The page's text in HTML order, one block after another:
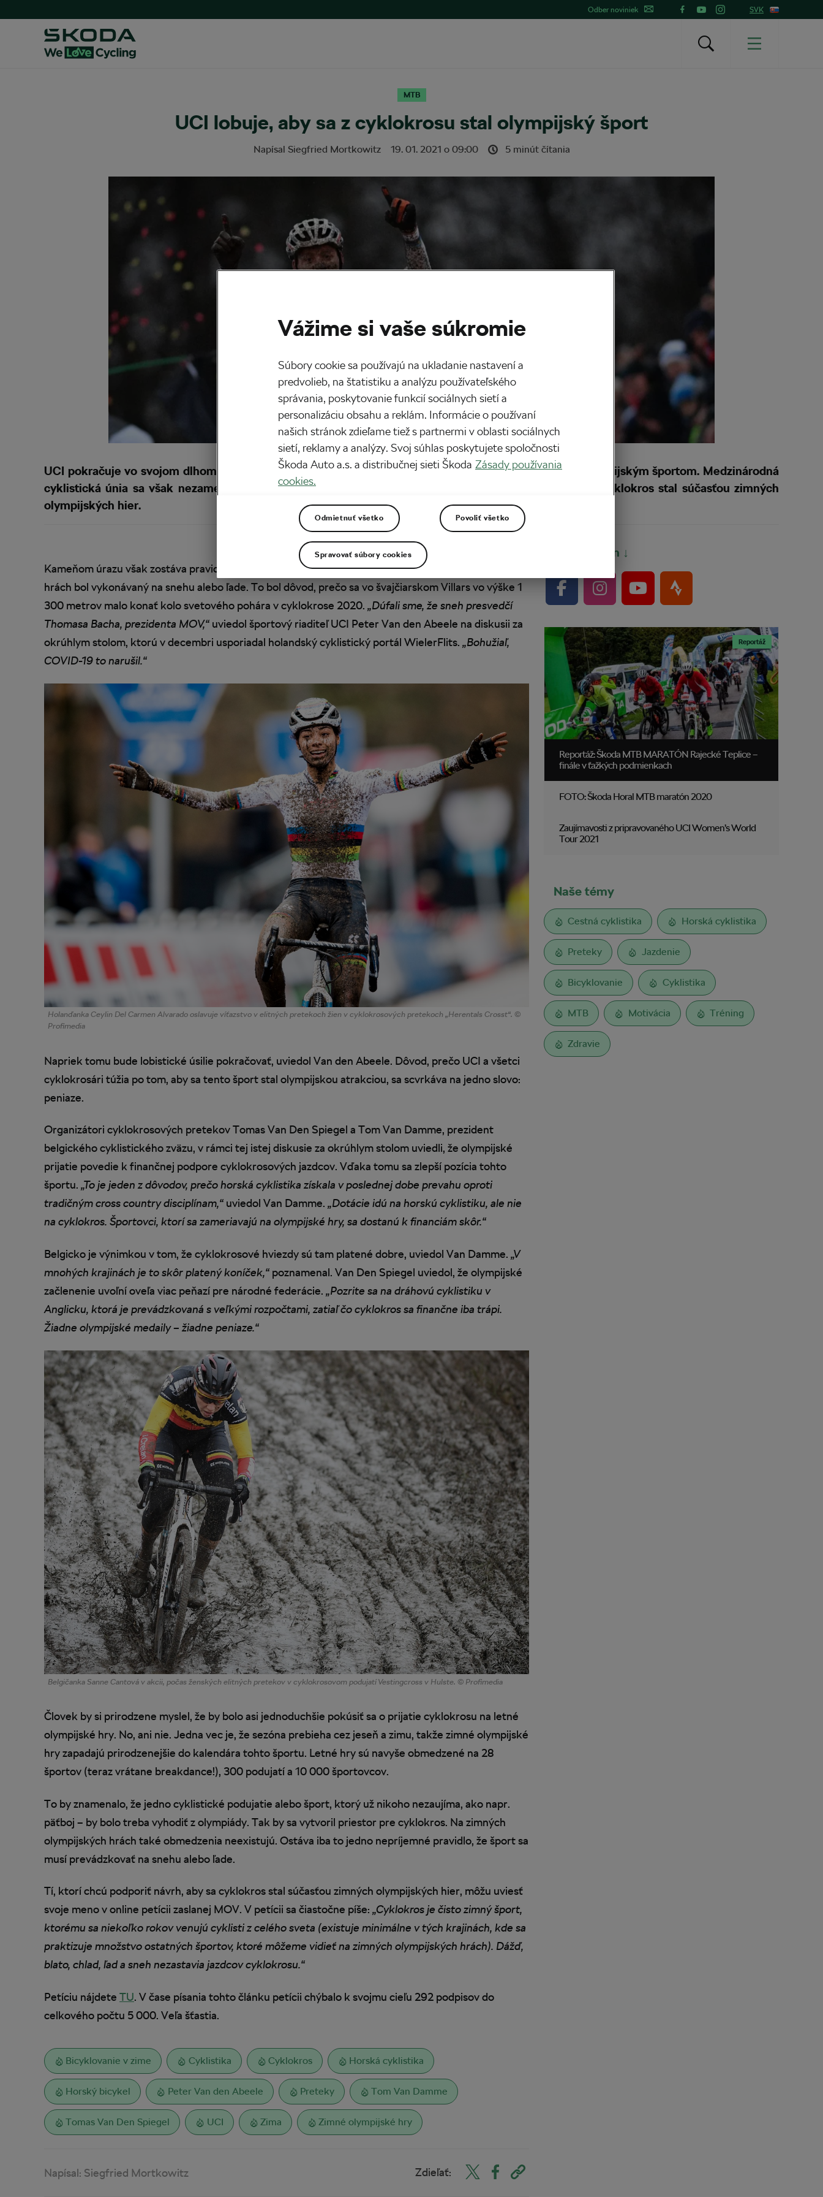
Odber noviniek SVK
MTB
UCI lobuje, aby sa z cyklokrosu stal olympijský šport
Napísal Siegfried Mortkowitz 19. 01. 2021 o 09:00 5 minút čítania
UCI pokračuje vo svojom dlhom (a pravdepodobne márnom) lobistickom úsilí, aby sa cyklokros stal olympijským športom. Medzinárodná
cyklistická únia sa však nezameriava na letné olympijské hry, ako by sa dalo čakať, ale chce, aby sa cyklokros stal súčasťou zimných
olympijských hier.
Kameňom úrazu však zostáva pravidlo charty MOV. To nariaďuje, aby šport na zimných olympijských
hrách bol vykonávaný na snehu alebo ľade. To bol dôvod, prečo sa vo švajčiarskom Villars vo výške 1
300 metrov malo konať kolo svetového pohára v cyklokrose 2020. „Dúfali sme, že sneh presvedčí
Thomasa Bacha, prezidenta MOV,“ uviedol športový riaditeľ UCI Peter Van den Abeele na diskusii za
okrúhlym stolom, ktorú v decembri usporiadal holandský cyklistický portál WielerFlits. „Bohužiaľ,
COVID-19 to narušil.“
Holanďanka Ceylin Del Carmen Alvarado oslavuje víťazstvo v elitných pretekoch žien v cyklokrosových pretekoch „Herentals Crosst“. ©
Profimedia
Napriek tomu bude lobistické úsilie pokračovať, uviedol Van den Abeele. Dôvod, prečo UCI a všetci
cyklokrosári túžia po tom, aby sa tento šport stal olympijskou atrakciou, sa scvrkáva na jedno slovo:
peniaze.
Organizátori cyklokrosových pretekov Tomas Van Den Spiegel a Tom Van Damme, prezident
belgického cyklistického zväzu, v rámci tej istej diskusie za okrúhlym stolom uviedli, že olympijské
prijatie povedie k finančnej podpore cyklokrosových jazdcov. Vďaka tomu sa zlepší pozícia tohto
športu. „To je jeden z dôvodov, prečo horská cyklistika získala v poslednej dobe prevahu oproti
tradičným cross country disciplínam,“ uviedol Van Damme. „Dotácie idú na horskú cyklistiku, ale nie
na cyklokros. Športovci, ktorí sa zameriavajú na olympijské hry, sa dostanú k financiám skôr.“
Belgicko je výnimkou v tom, že cyklokrosové hviezdy sú tam platené dobre, uviedol Van Damme. „V
mnohých krajinách je to skôr platený koníček,“ poznamenal. Van Den Spiegel uviedol, že olympijské
začlenenie uvoľní oveľa viac peňazí pre národné federácie. „Pozrite sa na dráhovú cyklistiku v
Anglicku, ktorá je prevádzkovaná s veľkými rozpočtami, zatiaľ čo cyklokros sa finančne iba trápi.
Žiadne olympijské medaily – žiadne peniaze.“
Belgičanka Sanne Cantová v akcii, počas ženských elitných pretekov v cyklokrosovom podujatí Vestingcross v Hulste. © Profimedia
Človek by si prirodzene myslel, že by bolo asi jednoduchšie pokúsiť sa o prijatie cyklokrosu na letné
olympijské hry. No, ani nie. Jedna vec je, že sezóna prebieha cez jeseň a zimu, takže zimné olympijské
hry zapadajú prirodzenejšie do kalendára tohto športu. Letné hry sú navyše obmedzené na 28
športov (teraz vrátane breakdance!), 300 podujatí a 10 000 športovcov.
To by znamenalo, že jedno cyklistické podujatie alebo šport, ktorý už nikoho nezaujíma, ako napr.
päťboj – by bolo treba vyhodiť z olympiády. Tak by sa vytvoril priestor pre cyklokros. Na zimných
olympijských hrách také obmedzenia neexistujú. Ostáva iba to jedno nepríjemné pravidlo, že šport sa
musí prevádzkovať na snehu alebo ľade.
Tí, ktorí chcú podporiť návrh, aby sa cyklokros stal súčasťou zimných olympijských hier, môžu uviesť
svoje meno v online petícii zaslanej MOV. V petícii sa čiastočne píše: „Cyklokros je čisto zimný šport,
ktorému sa niekoľko rokov venujú cyklisti z celého sveta (existuje minimálne v tých krajinách, kde sa
praktizuje množstvo ostatných športov, ktoré môžeme vidieť na zimných olympijských hrách). Dážď,
blato, chlad, ľad a sneh nezastavia jazdcov cyklokrosu.“
Petíciu nájdete TU. V čase písania tohto článku petícii chýbalo k svojmu cieľu 292 podpisov do
celkového počtu 5 000. Veľa šťastia.
Bicyklovanie v zime Cyklistika Cyklokros Horská cyklistika
Horský bicykel Peter Van den Abeele Preteky Tom Van Damme
Tomas Van Den Spiegel UCI Zima Zimné olympijské hry
Napísal: Siegfried Mortkowitz Zdieľať:
Bajkeri sem ↓
Reportáž: Škoda MTB MARATÓN Rajecké Teplice –
finále v ťažkých podmienkach
Reportáž
FOTO: Škoda Horal MTB maratón 2020
Zaujímavosti z pripravovaného UCI Women’s World
Tour 2021
Naše témy
Cestná cyklistika Horská cyklistika
Preteky Jazdenie
Bicyklovanie Cyklistika
MTB Motivácia Tréning
Zdravie
Vážime si vaše súkromie
Súbory cookie sa používajú na ukladanie nastavení a
predvolieb, na štatistiku a analýzu používateľského
správania, poskytovanie funkcií sociálnych sietí a
personalizáciu obsahu a reklám. Informácie o používaní
našich stránok zdieľame tiež s partnermi v oblasti sociálnych
sietí, reklamy a analýzy. Svoj súhlas poskytujete spoločnosti
Škoda Auto a.s. a distribučnej sieti Škoda Zásady používania
cookies.
Odmietnuť všetko Povoliť všetko
Spravovať súbory cookies